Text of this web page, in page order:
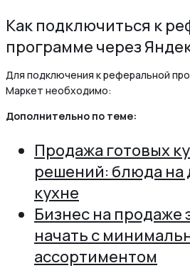
Как подключиться к
программе через
Для подключения к реферальной
Маркет необходимо:
Дополнительно по теме:
Продажа готовых
решений: блюда на
кухне
Бизнес на продаже
начать с
ассортиментом